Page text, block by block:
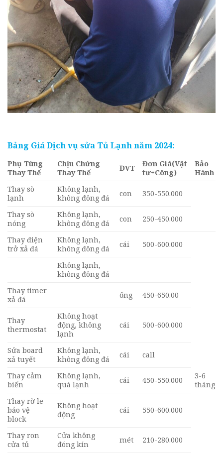
Bảng Giá Dịch vụsửa Tủ Lạnhnăm 2024:
Phụ Tùng
Thay Thế
Chịu Chứng
Thay Thế
ĐVT Đơn Giá(Vật
tư+Công)
Bảo
Hành
Thay sò
lạnh
Không lạnh,
không đông đá
con 350-550.000
Thay sò
nóng
Không lạnh,
không đông đá
con 250-450.000
Thay điện
trở xả đá
Không lạnh,
không đông đá
cái 500-600.000
3-6
tháng
Không lạnh,
không đông đá
Thay timer
xả đá
ống 450-650.00
Thay
thermostat
Không hoạt
động, không
lạnh
cái 500-600.000
Sửa board
xả tuyết
Không lạnh,
không đông đá
cái call
Thay cảm
biến
Không lạnh,
quá lạnh
cái 450-550.000
Thay rờ le
bảo vệ
block
Không hoạt
động
cái 550-600.000
Thay ron
cửa tủ
Cửa không
đóng kín
mét 210-280.000